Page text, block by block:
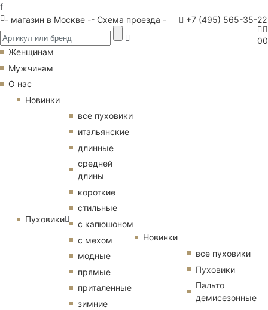
f
- магазин в Москве -- Схема проезда - +7 (495) 565-35-22
00
Женщинам
Мужчинам
О нас
Новинки
Пуховики
все пуховики
итальянские
длинные
средней
длины
короткие
стильные
с капюшоном
с мехом
модные
прямые
приталенные
зимние
Новинки
все пуховики
Пуховики
Пальто
демисезонные